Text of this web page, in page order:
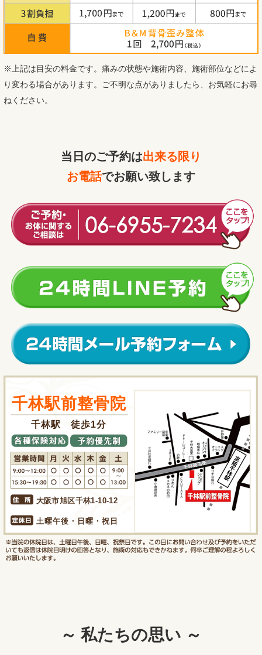
※上記は目安の料金です。痛みの状態や施術内容、施術部位などによ
り変わる場合があります。ご不明な点がありましたら、お気軽にお尋
ねください。
当日のご予約は出来る限り
お電話でお願い致します
千林駅前整骨院
千林駅 徒歩1分
大阪市旭区千林1-10-12
土曜午後・日曜・祝日
～ 私たちの思い ～